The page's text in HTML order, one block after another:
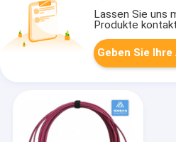
Lassen Sie uns
Produkte
Geben Sie